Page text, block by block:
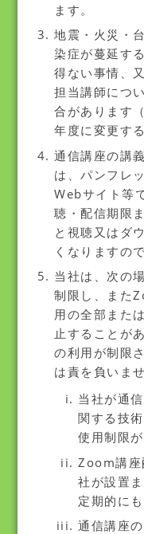
ます。
地震・火災・
染症が蔓延す
得ない事情、
担当講師につ
合があります
年度に変更す
通信講座の講
は、パンフレ
Webサイト等
聴・配信期限
と視聴又はダ
くなりますの
当社は、次の
制限し、また
用の全部また
止することが
の利用が制限
は責を負いませ
当社が通
関する技
使用制限
Zoom講座
社が設置
定期的に
通信講座